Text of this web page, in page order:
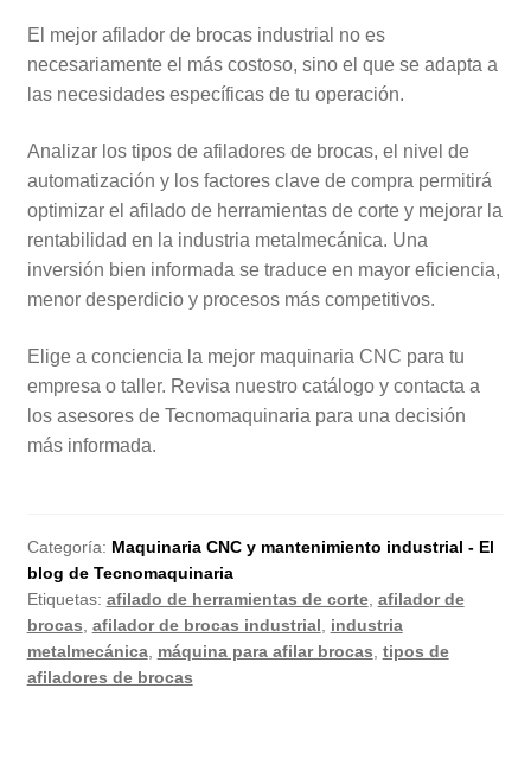
El mejor afilador de brocas industrial no es
necesariamente el más costoso, sino el que se adapta a
las necesidades específicas de tu operación.
Analizar los tipos de afiladores de brocas, el nivel de
automatización y los factores clave de compra permitirá
optimizar el afilado de herramientas de corte y mejorar la
rentabilidad en la industria metalmecánica. Una
inversión bien informada se traduce en mayor eficiencia,
menor desperdicio y procesos más competitivos.
Elige a conciencia la mejor maquinaria CNC para tu
empresa o taller. Revisa nuestro catálogo y contacta a
los asesores de Tecnomaquinaria para una decisión
más informada.
Categoría: Maquinaria CNC y mantenimiento industrial - El
blog de Tecnomaquinaria
Etiquetas: afilado de herramientas de corte, afilador de
brocas afilador de brocas industrial
industria
metalmecánica, máquina para afilar brocas tipos de
afiladores de brocas